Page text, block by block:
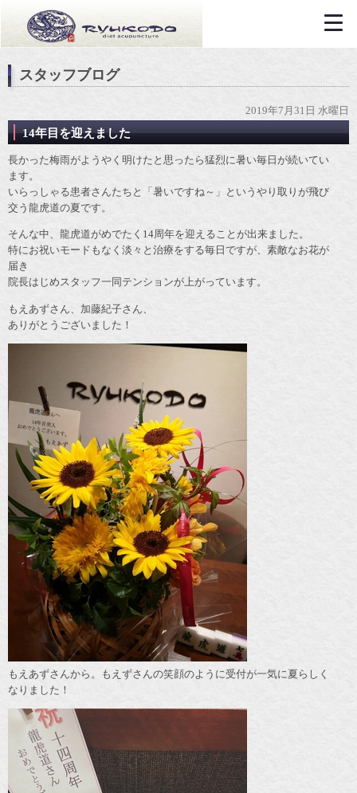
スタッフブログ
2019年7月31日 水曜日
14年目を迎えました
長かった梅雨がようやく明けたと思ったら猛烈に暑い毎日が続いてい
ます。
いらっしゃる患者さんたちと「暑いですね～」というやり取りが飛び
交う龍虎道の夏です。
そんな中、龍虎道がめでたく14周年を迎えることが出来ました。
特にお祝いモードもなく淡々と治療をする毎日ですが、素敵なお花が
届き
院長はじめスタッフ一同テンションが上がっています。
もえあずさん、加藤紀子さん、
ありがとうございました！
もえあずさんから。もえずさんの笑顔のように受付が一気に夏らしく
なりました！